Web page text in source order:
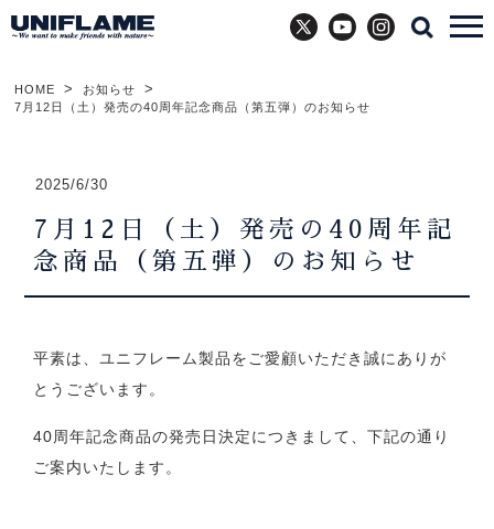
X YouTubeInstagram
HOME
お知らせ
7月12日（土）発売の40周年記念商品（第五弾）のお知らせ
2025/6/30
7月12日（土）発売の40周年記
念商品（第五弾）のお知らせ
平素は、ユニフレーム製品をご愛顧いただき誠にありが
とうございます。
40周年記念商品の発売日決定につきまして、下記の通り
ご案内いたします。